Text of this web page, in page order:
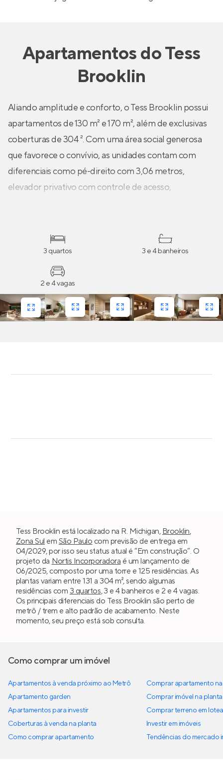
ApartamentosdoTess
Brooklin
Aliando amplitude e conforto, o Tess Brooklin possui
apartamentos de 130 m² e 170 m², além de exclusivas
coberturas de 304 ². Com uma área social generosa
que favorece o convívio, as unidades contam com
diferenciais como pé-direito com 3,06 metros,
elevador privativo com controle de acesso,
com persianas de enrolar nos dormitórios e mais.
3 quartos 3 e 4 banheiros
2 e 4 vagas
Tess Brooklin está localizado na R. Michigan, Brooklin,
Zona Sul em São Paulo com previsão de entrega em
04/2029, por isso seu status atual é “Em construção”. O
projeto da Nortis Incorporadora é um lançamento de
06/2025, composto por uma torre e 125 residências. As
plantas variam entre 131 a 304 m², sendo algumas
residências com 3 quartos, 3 e 4 banheiros e 2 e 4 vagas.
Os principais diferenciais do Tess Brooklin são perto de
metrô / trem e alto padrão de acabamento. Neste
momento, seu preço está sob consulta.
Como comprar um imóvel
Apartamentos à venda próximo ao Metrô
Apartamento garden
Apartamentos para investir
Coberturas à venda na planta
Como comprar apartamento
Comprar apartamento
Comprar imóvel na planta
Comprar terreno em
Investir em imóveis
Tendências do mercado